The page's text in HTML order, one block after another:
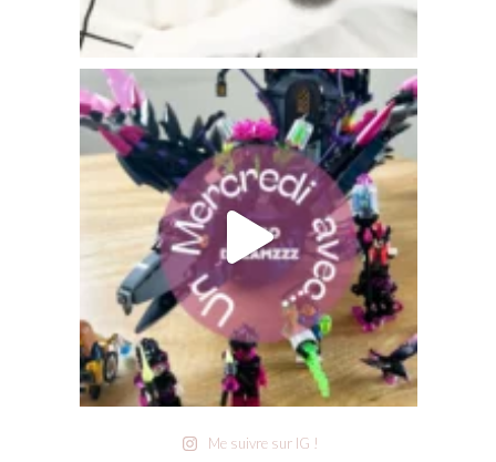
Me suivre sur IG !